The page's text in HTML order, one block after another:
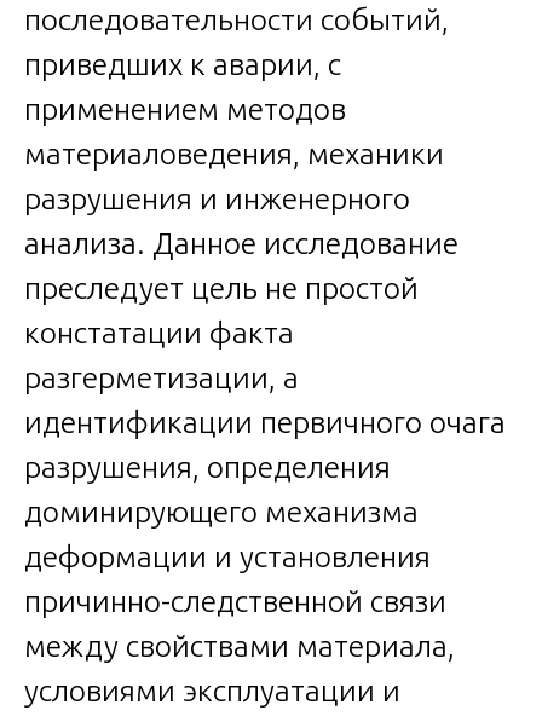
последовательности событий,
приведших к аварии, с
применением методов
материаловедения, механики
разрушения и инженерного
анализа. Данное исследование
преследует цель не простой
констатации факта
разгерметизации, а
идентификации первичного очага
разрушения, определения
доминирующего механизма
деформации и установления
причинно-следственной связи
между свойствами материала,
условиями эксплуатации и